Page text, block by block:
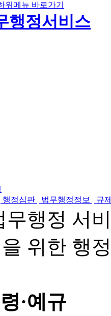
위메뉴 바로가기
행정심판 법무행정정보 규
무행정 서
위한 행
·예규